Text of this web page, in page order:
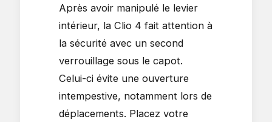
Après avoir manipulé le levier
intérieur, la Clio 4 fait attention à
la sécurité avec un second
verrouillage sous le capot.
Celui-ci évite une ouverture
intempestive, notamment lors de
déplacements. Placez votre